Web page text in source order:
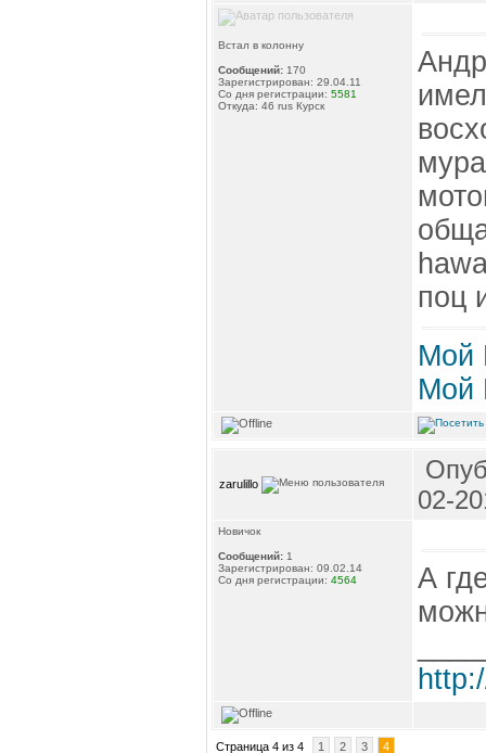
Встал в колонну
Сообщений: 170
Зарегистрирован: 29.04.11
Со дня регистрации: 5581
Откуда: 46 rus Курск
поц
Мой
Мой
zarulillo
02-
Новичок
Сообщений: 1
Зарегистрирован: 09.02.14
Со дня регистрации: 4564
А
Страница 4 из 4 1 2 3 4